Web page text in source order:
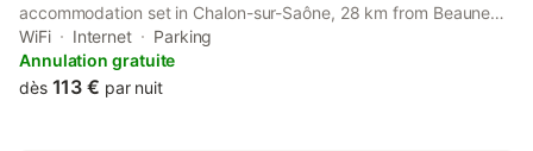
accommodation set in Chalon-sur-Saône, 28 km from Beaune
Exhibition Centre and 30 km from Beaune Train Station.
WiFi Internet
Parking
Annulation gratuite
dès 113 € par nuit